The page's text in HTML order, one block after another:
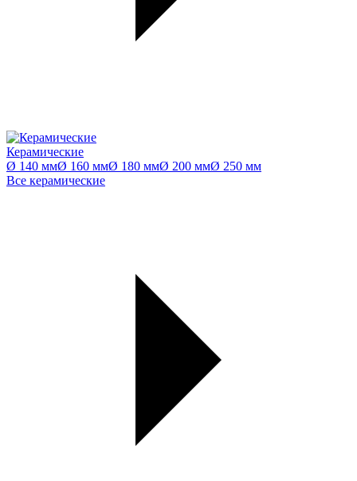
Керамические
Ø 140 ммØ 160 ммØ 180 ммØ 200 ммØ 250 мм
Все керамические